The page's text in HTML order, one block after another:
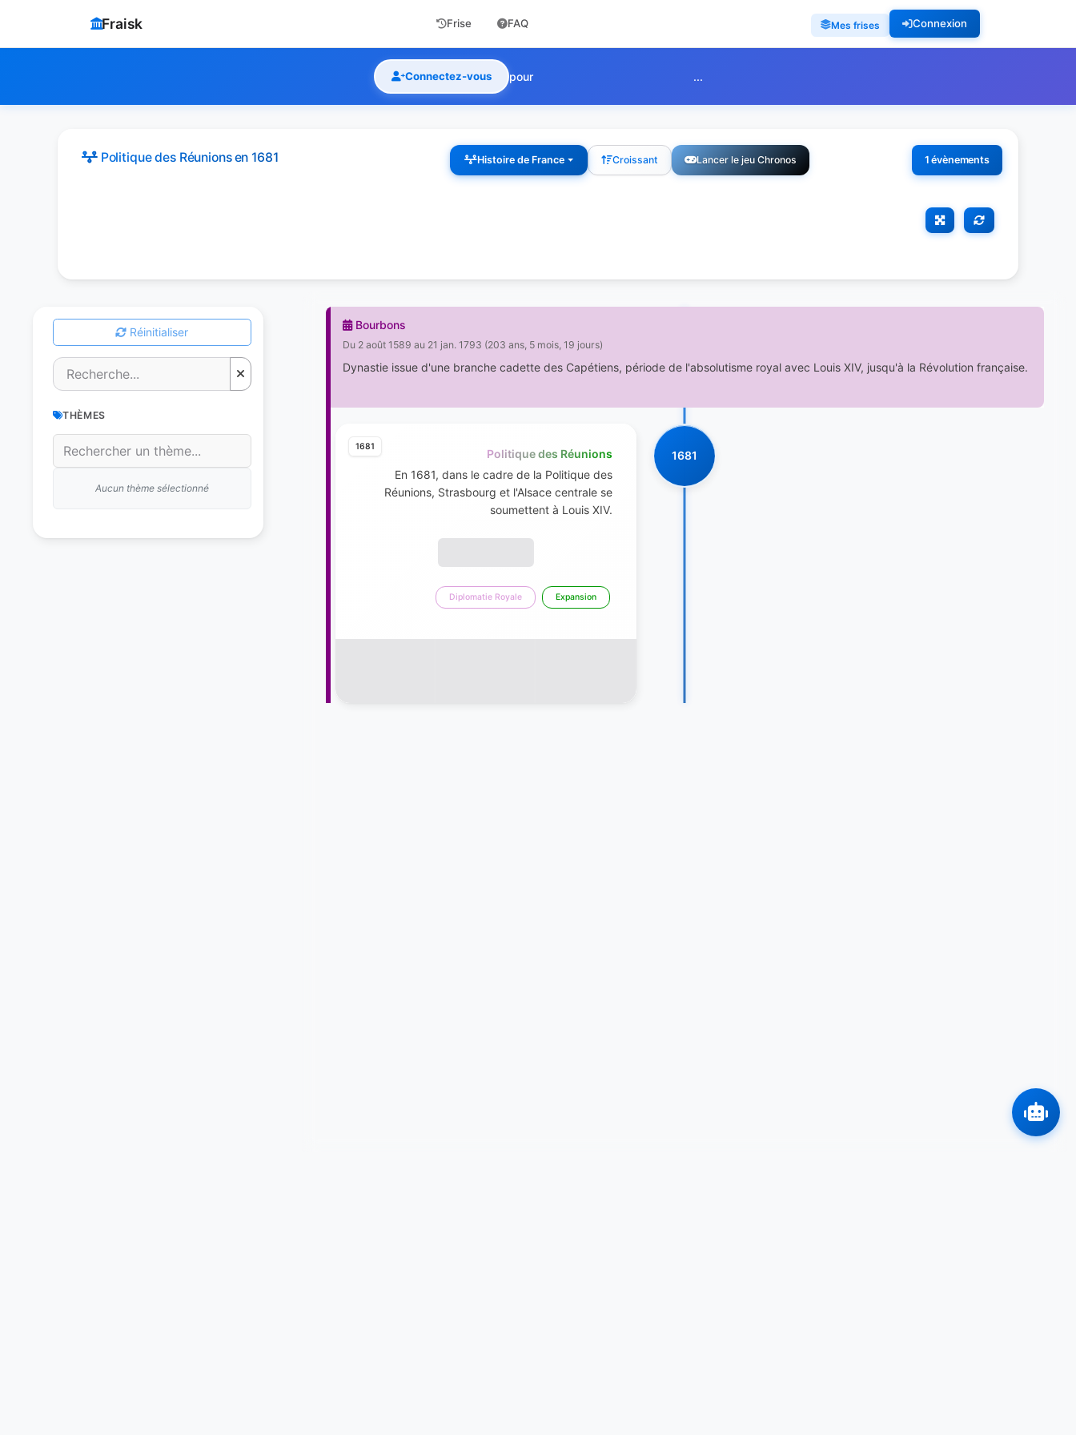
Fraisk Mes frises Connexion
Frise FAQ
Connectez-vous pour ...
1 évènements
Politique des Réunionsen 1681 Histoire de France Croissant Lancer le jeu Chronos
Réinitialiser
THÈMES
Aucun thème sélectionné
Bourbons
Du 2 août 1589 au 21 jan. 1793 (203 ans, 5 mois, 19 jours)
Dynastie issue d'une branche cadette des Capétiens, période de l'absolutisme royal avec Louis XIV, jusqu'à la Révolution française.
1681
1681
Politique des Réunions
En 1681, dans le cadre de la Politique des
Réunions, Strasbourg et l'Alsace centrale se
soumettent à Louis XIV.
Diplomatie Royale Expansion